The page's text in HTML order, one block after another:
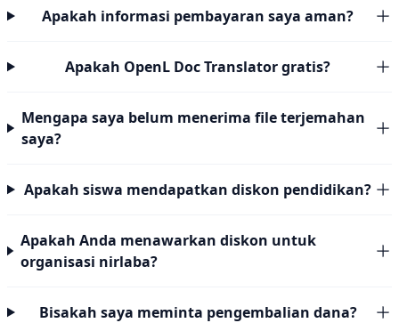
Apakah informasi pembayaran saya aman?
Apakah OpenL Doc Translator gratis?
Mengapa saya belum menerima file terjemahan
saya?
Apakah siswa mendapatkan diskon pendidikan?
Apakah Anda menawarkan diskon untuk
organisasi nirlaba?
Bisakah saya meminta pengembalian dana?